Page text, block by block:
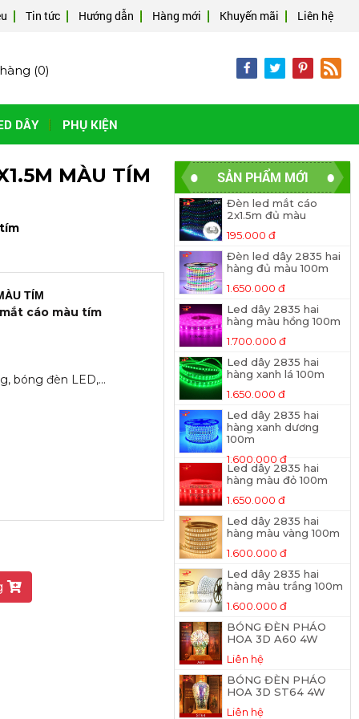
Tin tức Hướng dẫn Hàng mới Khuyến mãi Liên hệ
(0)
DÂY PHỤ KIỆN
MÀU TÍM
TÍM
cáo màu tím
bóng đèn LED,...
SẢN PHẨM MỚI
Đèn led mắt cáo
2x1.5m đủ màu
195.000 đ
Đèn led dây 2835 hai
hàng đủ màu 100m
1.650.000 đ
Led dây 2835 hai
hàng màu hồng 100m
1.700.000 đ
Led dây 2835 hai
hàng xanh lá 100m
1.650.000 đ
Led dây 2835 hai
hàng xanh dương
100m
1.600.000 đ
Led dây 2835 hai
hàng màu đỏ 100m
1.650.000 đ
Led dây 2835 hai
hàng màu vàng 100m
1.600.000 đ
Led dây 2835 hai
hàng màu trắng 100m
1.600.000 đ
BÓNG ĐÈN PHÁO
HOA 3D A60 4W
Liên hệ
BÓNG ĐÈN PHÁO
HOA 3D ST64 4W
Liên hệ